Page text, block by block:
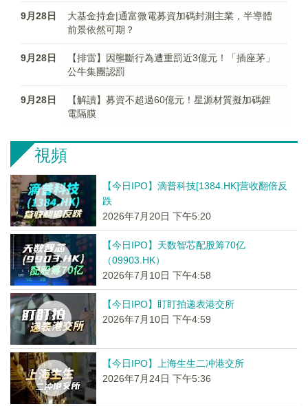
9月28日
大基金持倉|通富微電募資加碼封測主業，半導體
前景依然可期？
9月28日
【排雷】因壟斷行為遭重罰近3億元！「插座茅」
公牛集團認罰
9月28日
【解讀】募資不超過60億元！星源材質擬加碼鋰
電隔膜
視頻
【今日IPO】滴普科技[1384.HK]营收翻倍反
跌
2026年7月20日 下午5:20
【今日IPO】天数智芯配股筹70亿
（09903.HK）
2026年7月10日 下午4:58
【今日IPO】盯盯拍递表港交所
2026年7月10日 下午4:59
【今日IPO】上海生生二冲港交所
2026年7月24日 下午5:36